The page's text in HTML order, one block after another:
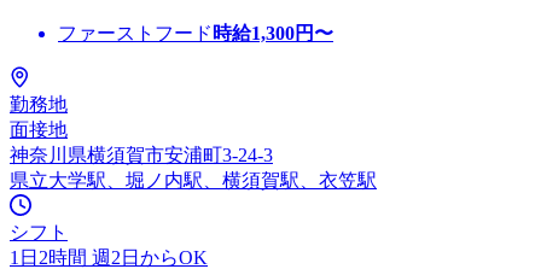
ファーストフード 時給1,300円〜
勤務地
面接地
神奈川県横須賀市安浦町3-24-3
県立大学駅、堀ノ内駅、横須賀駅、衣笠駅
シフト
1日2時間 週2日からOK